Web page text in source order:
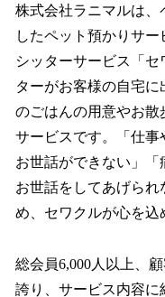
株式会社ラニマルは、
したペット預かりサ
シッターサービス「
ターがお客様の自宅に
のごはんの用意やお散
サービスです。「仕
お世話ができない」
お世話をしてあげら
め、セワクルが心を込
総会員6,000人以上、
誇り、サービス内容に